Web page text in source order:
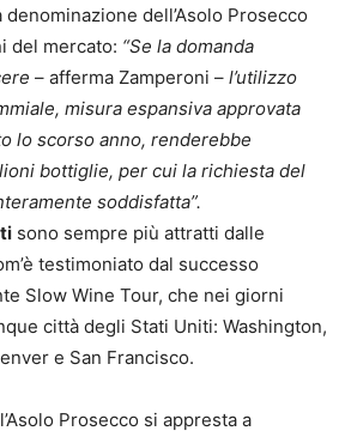
dell’Asolo Prosecco
del mercato: “Se la domanda
– afferma Zamperoni – l’utilizzo
misura espansiva approvata
lo scorso anno, renderebbe
bottiglie, per cui la richiesta del
soddisfatta”.
sono sempre più attratti dalle
testimoniato dal successo
Slow Wine Tour, che nei giorni
città degli Stati Uniti: Washington,
e San Francisco.
Prosecco si appresta a